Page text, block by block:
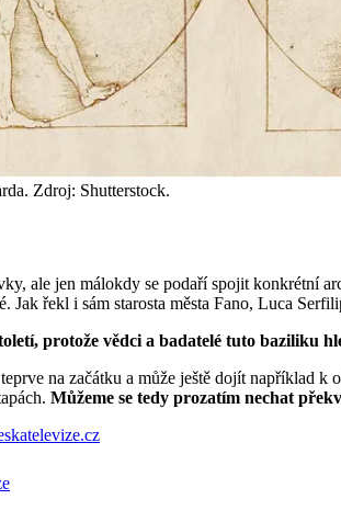
Zdroj: Shutterstock.
ale jen málokdy se podaří spojit konkrétní
Jak řekl i sám starosta města Fano, Luca
protože vědci a badatelé tuto baziliku
na začátku a může ještě dojít například
Můžeme se tedy prozatím nechat